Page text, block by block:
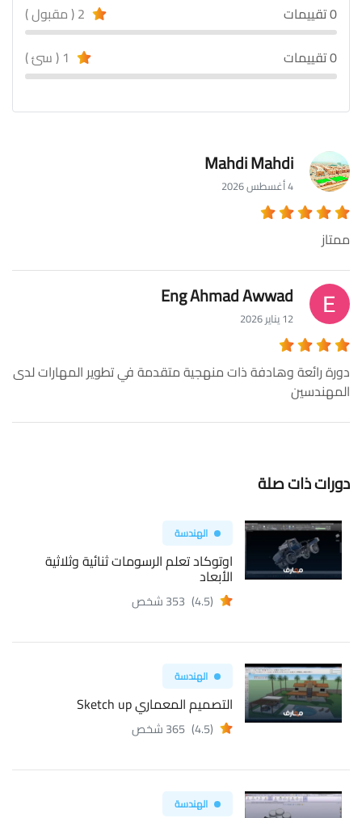
0 تقييمات
0 تقييمات
Mahdi Mahdi
4 أغسطس 2026
ممتاز
Eng Ahmad Awwad
12 يناير 2026
دورة رائعة وهادفة ذات منهجية متقدمة في تطوير المهارات لدى
المهندسين
دورات ذات صلة
الهندسة
اوتوكاد تعلم الرسومات ثنائية وثلاثية
الأبعاد
(4.5) 353 شخص
الهندسة
التصميم المعماري Sketch up
(4.5) 365 شخص
الهندسة